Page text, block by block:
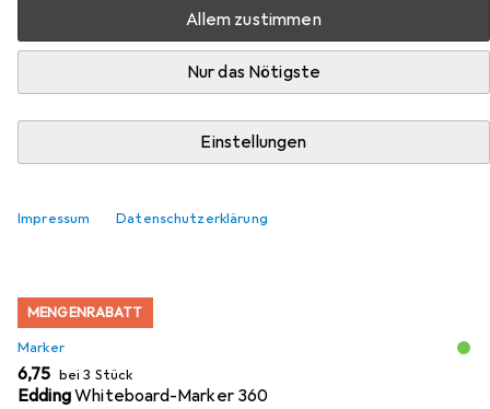
Allem zustimmen
Nur das Nötigste
Einstellungen
Impressum Datenschutzerklärung
Cosy Whiteboard aus Glas 45 x 45 cm, Gelb aus den
Kategorien Marker und Zubehör Präsentieren.
Produktliste
MENGENRABATT
Marker
EUR
6,75 bei 3 Stück
EddingWhiteboard-Marker 360